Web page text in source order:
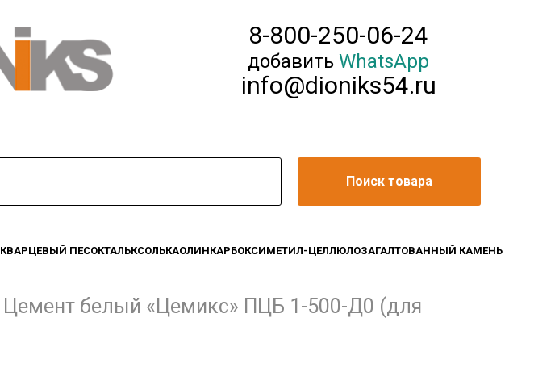
8-800-250-06-24
добавить WhatsApp
info@dioniks54.ru
Поиск товара
КВАРЦЕВЫЙ ПЕСОКТАЛЬКСОЛЬКАОЛИНКАРБОКСИМЕТИЛ-ЦЕЛЛЮЛОЗАГАЛТОВАННЫЙ КАМЕНЬ
Цемент белый «Цемикс» ПЦБ 1-500-Д0 (для